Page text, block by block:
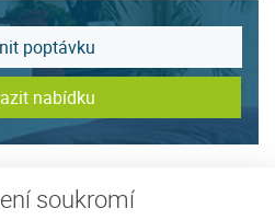
soukromí
poptávku
nabídku